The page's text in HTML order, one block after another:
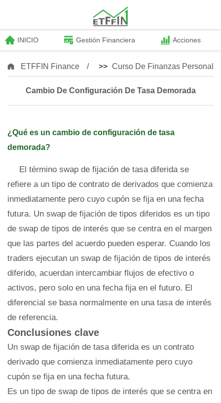
INICIO Gestión Financiera Acciones
ETFFIN Finance >> Curso De Finanzas
Cambio De Configuración De Tasa Demorada
¿Qué es un cambio de configuración de tasa
demorada?
El término swap de fijación de tasa diferida se
refiere a un tipo de contrato de derivados que comienza
inmediatamente pero cuyo cupón se fija en una fecha
futura. Un swap de fijación de tipos diferidos es un tipo
de swap de tipos de interés que se centra en el margen
que las partes del acuerdo pueden esperar. Cuando los
traders ejecutan un swap de fijación de tipos de interés
diferido, acuerdan intercambiar flujos de efectivo o
activos, pero solo en una fecha fija en el futuro. El
diferencial se basa normalmente en una tasa de interés
de referencia.
Conclusiones clave
Un swap de fijación de tasa diferida es un contrato
derivado que comienza inmediatamente pero cuyo
cupón se fija en una fecha futura.
Es un tipo de swap de tipos de interés que se centra en